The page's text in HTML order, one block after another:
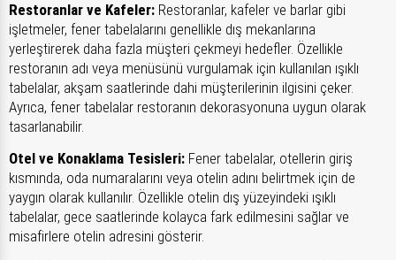
Restoranlar ve Kafeler: Restoranlar, kafeler ve barlar gibi
işletmeler, fener tabelalarını genellikle dış mekanlarına
yerleştirerek daha fazla müşteri çekmeyi hedefler. Özellikle
restoranın adı veya menüsünü vurgulamak için kullanılan ışıklı
tabelalar, akşam saatlerinde dahi müşterilerinin ilgisini çeker.
Ayrıca, fener tabelalar restoranın dekorasyonuna uygun olarak
tasarlanabilir.
Otel ve Konaklama Tesisleri: Fener tabelalar, otellerin giriş
kısmında, oda numaralarını veya otelin adını belirtmek için de
yaygın olarak kullanılır. Özellikle otelin dış yüzeyindeki ışıklı
tabelalar, gece saatlerinde kolayca fark edilmesini sağlar ve
misafirlere otelin adresini gösterir.